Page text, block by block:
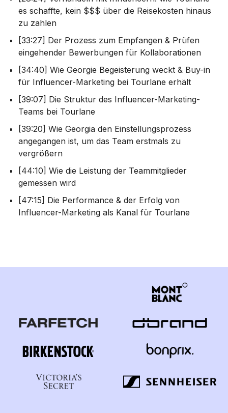
es schaffte, kein $$$ über die Reisekosten hinaus
zu zahlen
[33:27] Der Prozess zum Empfangen & Prüfen
eingehender Bewerbungen für Kollaborationen
[34:40] Wie Georgie Begeisterung weckt & Buy-in
für Influencer-Marketing bei Tourlane erhält
[39:07] Die Struktur des Influencer-Marketing-
Teams bei Tourlane
[39:20] Wie Georgia den Einstellungsprozess
angegangen ist, um das Team erstmals zu
vergrößern
[44:10] Wie die Leistung der Teammitglieder
gemessen wird
[47:15] Die Performance & der Erfolg von
Influencer-Marketing als Kanal für Tourlane